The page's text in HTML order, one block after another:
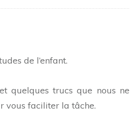
de l’enfant.
quelques trucs que nous ne
vous faciliter la tâche.